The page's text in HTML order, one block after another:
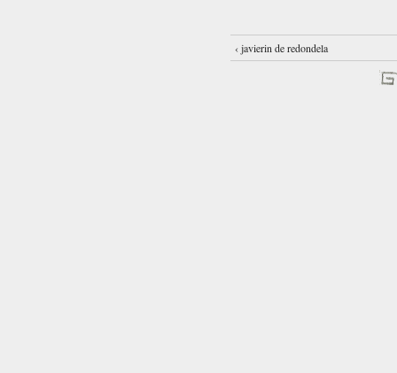
‹ javierin de redondela